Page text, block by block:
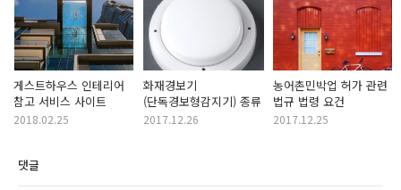
게스트하우스 인테리어
참고 서비스 사이트
2018.02.25
화재경보기
(단독경보형감지기) 종류
2017.12.26
농어촌민박업 허가 관련
법규 법령 요건
2017.12.25
댓글